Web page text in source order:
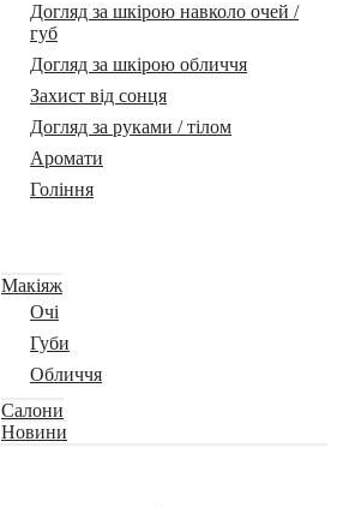
Догляд за шкірою навколо очей /
губ
Догляд за шкірою обличчя
Захист від сонця
Догляд за руками / тілом
Аромати
Гоління
Макіяж
Очі
Губи
Обличчя
Салони
Новини